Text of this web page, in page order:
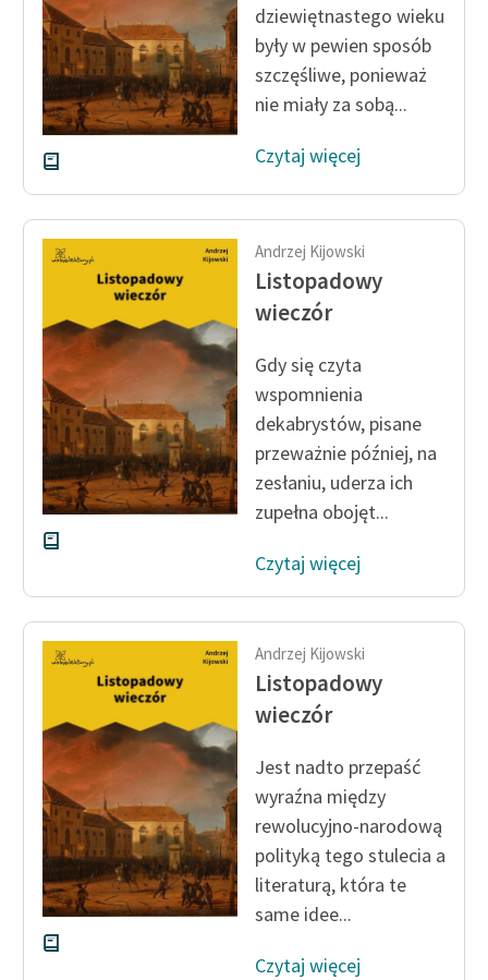
Zespół
Zasady wykorzystania
Wolnych Lektur
Logotypy
Materiały promocyjne
Polityka prywatności
Regulamin biblioteki
Dane fundacji i
sprawozdania finansowe
Regulamin darowizn
Informacja o treściach
wrażliwych
Deklaracja dostępności
dziewiętnastego wieku
by­ły w pewien sposób
szczęśliwe, ponieważ
nie miały za sobą...
Czytaj więcej
Andrzej Kijowski
Listopadowy
wieczór
Gdy się czyta
wspomnienia
dekabrystów, pisane
przeważ­nie później, na
zesłaniu, uderza ich
zupełna obojęt...
Czytaj więcej
Andrzej Kijowski
Listopadowy
wieczór
Jest nadto przepaść
wyraźna między
rewolucyjno-narodową
polityką tego stulecia a
literaturą, która te
same idee...
Czytaj więcej